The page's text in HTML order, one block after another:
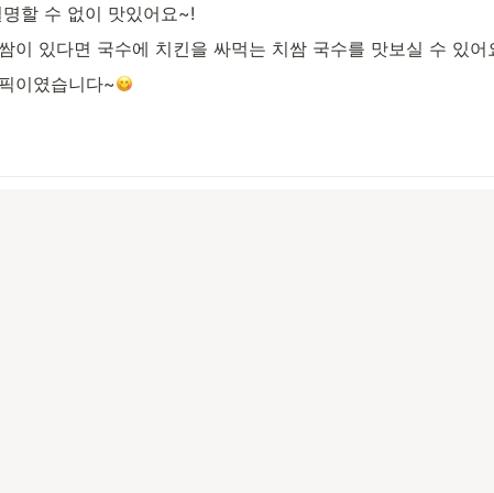
할 수 없이 맛있어요~!
이 있다면 국수에 치킨을 싸먹는 치쌈 국수를 맛보실 수 있어
이였습니다~